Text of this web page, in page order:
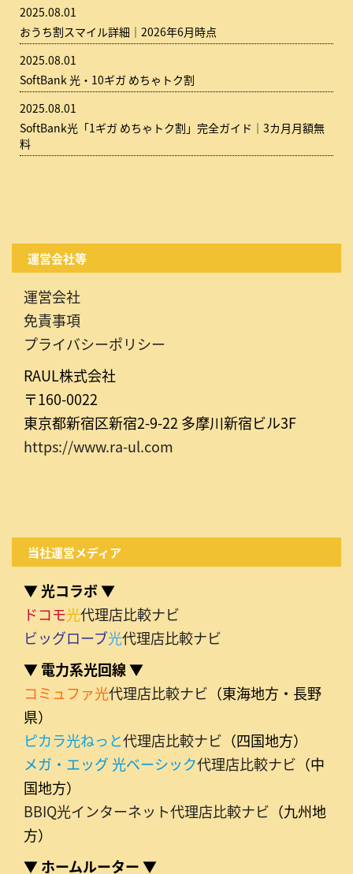
2025.08.01
おうち割スマイル詳細｜2026年6月時点
2025.08.01
SoftBank 光・10ギガ めちゃトク割
2025.08.01
SoftBank光「1ギガ めちゃトク割」完全ガイド｜3カ月月額無
料
運営会社等
運営会社
免責事項
プライバシーポリシー
RAUL株式会社
〒160-0022
東京都新宿区新宿2-9-22 多摩川新宿ビル3F
https://www.ra-ul.com
当社運営メディア
▼ 光コラボ ▼
ドコモ光代理店比較ナビ
ビッグローブ光代理店比較ナビ
▼ 電力系光回線 ▼
コミュファ光代理店比較ナビ （東海地方・長野
県）
ピカラ光ねっと代理店比較ナビ （四国地方）
メガ・エッグ 光ベーシック代理店比較ナビ （中
国地方）
BBIQ光インターネット代理店比較ナビ （九州地
方）
▼ ホームルーター ▼